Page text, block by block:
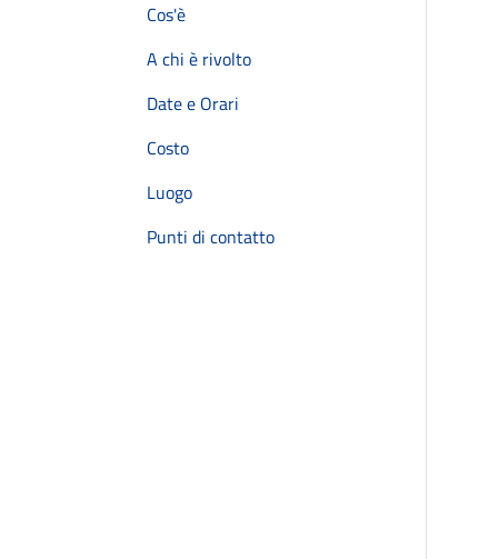
Cos'è
A chi è rivolto
Date e Orari
Costo
Luogo
Punti di contatto